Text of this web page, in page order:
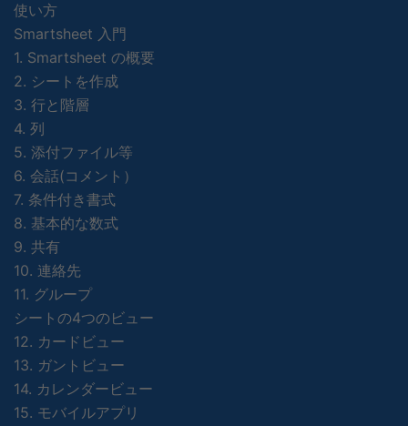
使い方
Smartsheet 入門
1. Smartsheet の概要
2. シートを作成
3. 行と階層
4. 列
5. 添付ファイル等
6. 会話(コメント）
7. 条件付き書式
8. 基本的な数式
9. 共有
10. 連絡先
11. グループ
シートの4つのビュー
12. カードビュー
13. ガントビュー
14. カレンダービュー
15. モバイルアプリ